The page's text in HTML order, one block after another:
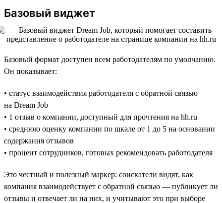
Базовый виджет
Базовый формат доступен всем работодателям по умолчанию.
Он показывает:
• статус взаимодействия работодателя с обратной связью
на Dream Job
• 1 отзыв о компании, доступный для прочтения на hh.ru
• среднюю оценку компании по шкале от 1 до 5 на основании
содержания отзывов
• процент сотрудников, готовых рекомендовать работодателя
Это честный и полезный маркер: соискатели видят, как
компания взаимодействует с обратной связью — публикует ли
отзывы и отвечает ли на них, и учитывают это при выборе